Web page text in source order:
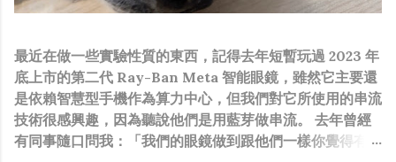
最近在做一些實驗性質的東西，記得去年短暫玩過 2023 年
底上市的第二代 Ray-Ban Meta 智能眼鏡，雖然它主要還
是依賴智慧型手機作為算力中心，但我們對它所使用的串流
技術很感興趣，因為聽說他們是用藍芽做串流。 去年曾經
有同事隨口問我：「我們的眼鏡做到跟他們一樣你覺得有可